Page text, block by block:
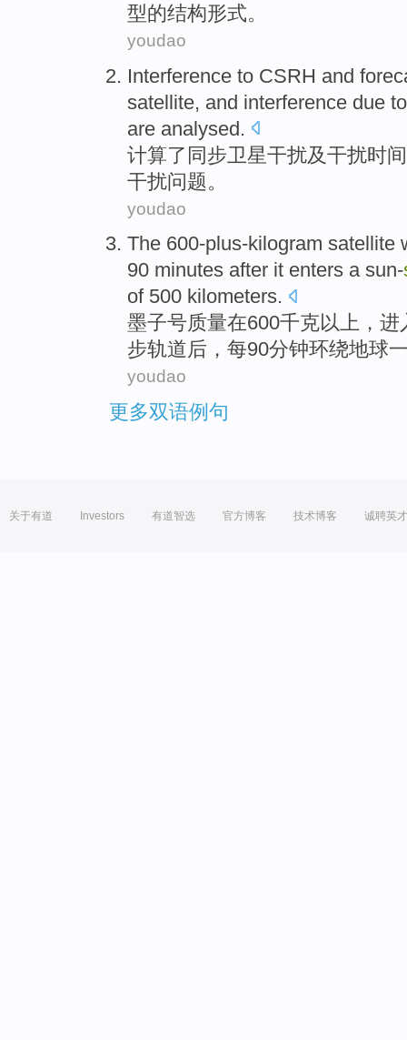
型的结构形式。
youdao
Interference to CSRH and
satellite, and interference due
are analysed.
计算了 同步卫星干扰及干扰时间
干扰问题。
youdao
The 600-plus-kilogram satellite
90 minutes after it enters a sun-
of500 kilometers.
墨子号质量在600千克以上， 进
步轨道后 ， 每90分钟环绕地球
youdao
更多双语例句
关于有道 Investors 有道智选 官方博客 技术博客 诚聘英才